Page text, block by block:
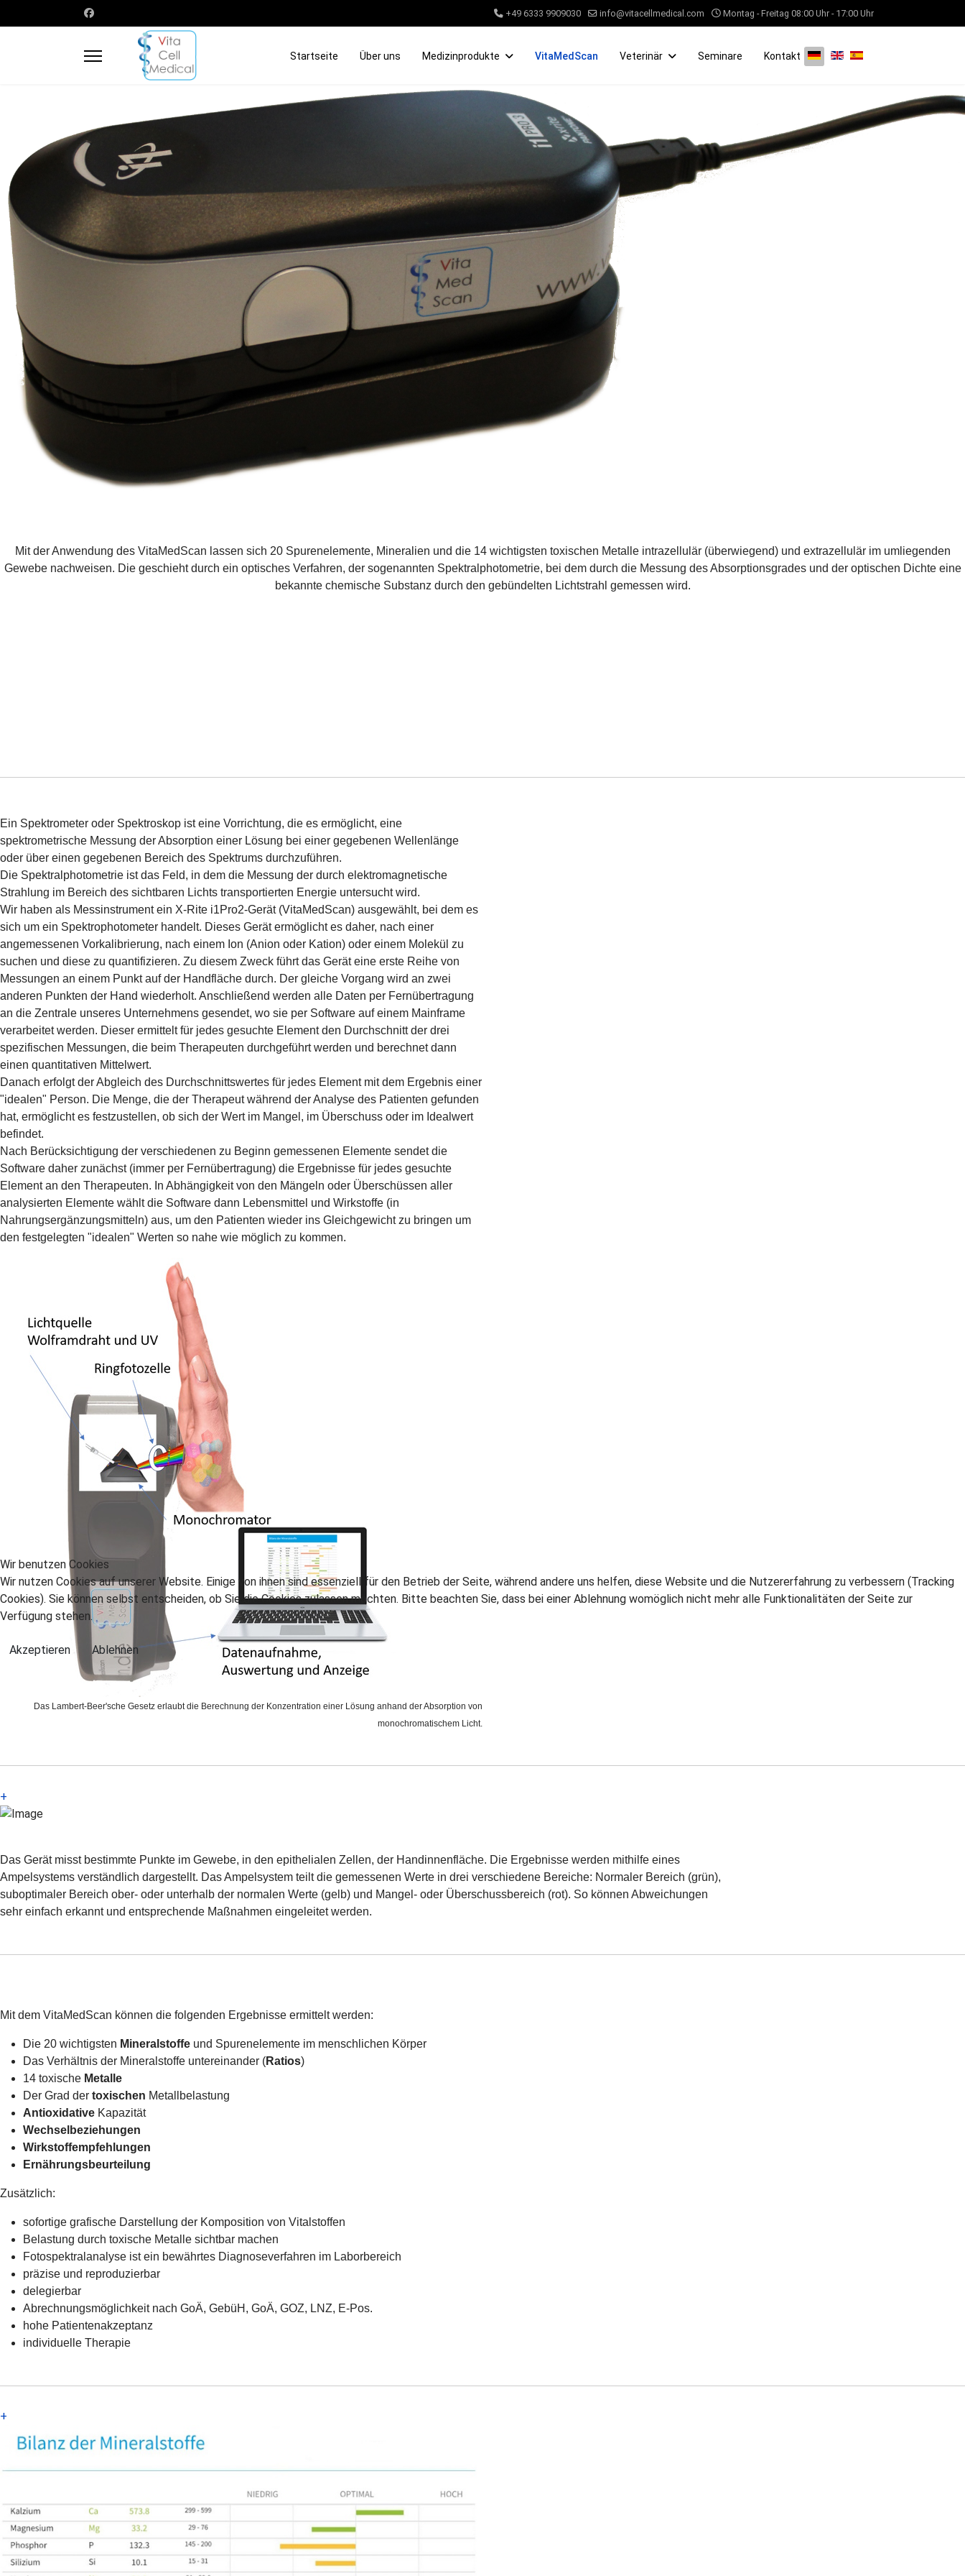
+49 6333 9909030 info@vitacellmedical.com Montag - Freitag 08:00 Uhr - 17:00 Uhr
Startseite Über uns Medizinprodukte VitaMedScan Veterinär Seminare Kontakt Sprache auswählen
Mit der Anwendung des VitaMedScan lassen sich 20 Spurenelemente, Mineralien und die 14 wichtigsten toxischen Metalle intrazellulär (überwiegend) und extrazellulär im umliegenden
Gewebe nachweisen. Die geschieht durch ein optisches Verfahren, der sogenannten Spektralphotometrie, bei dem durch die Messung des Absorptionsgrades und der optischen Dichte eine
bekannte chemische Substanz durch den gebündelten Lichtstrahl gemessen wird.
Ein Spektrometer oder Spektroskop ist eine Vorrichtung, die es ermöglicht, eine
spektrometrische Messung der Absorption einer Lösung bei einer gegebenen Wellenlänge
oder über einen gegebenen Bereich des Spektrums durchzuführen.
Die Spektralphotometrie ist das Feld, in dem die Messung der durch elektromagnetische
Strahlung im Bereich des sichtbaren Lichts transportierten Energie untersucht wird.
Wir haben als Messinstrument ein X-Rite i1Pro2-Gerät (VitaMedScan) ausgewählt, bei dem es
sich um ein Spektrophotometer handelt. Dieses Gerät ermöglicht es daher, nach einer
angemessenen Vorkalibrierung, nach einem Ion (Anion oder Kation) oder einem Molekül zu
suchen und diese zu quantifizieren. Zu diesem Zweck führt das Gerät eine erste Reihe von
Messungen an einem Punkt auf der Handfläche durch. Der gleiche Vorgang wird an zwei
anderen Punkten der Hand wiederholt. Anschließend werden alle Daten per Fernübertragung
an die Zentrale unseres Unternehmens gesendet, wo sie per Software auf einem Mainframe
verarbeitet werden. Dieser ermittelt für jedes gesuchte Element den Durchschnitt der drei
spezifischen Messungen, die beim Therapeuten durchgeführt werden und berechnet dann
einen quantitativen Mittelwert.
Danach erfolgt der Abgleich des Durchschnittswertes für jedes Element mit dem Ergebnis einer
"idealen" Person. Die Menge, die der Therapeut während der Analyse des Patienten gefunden
hat, ermöglicht es festzustellen, ob sich der Wert im Mangel, im Überschuss oder im Idealwert
befindet.
Nach Berücksichtigung der verschiedenen zu Beginn gemessenen Elemente sendet die
Software daher zunächst (immer per Fernübertragung) die Ergebnisse für jedes gesuchte
Element an den Therapeuten. In Abhängigkeit von den Mängeln oder Überschüssen aller
analysierten Elemente wählt die Software dann Lebensmittel und Wirkstoffe (in
Nahrungsergänzungsmitteln) aus, um den Patienten wieder ins Gleichgewicht zu bringen um
den festgelegten "idealen" Werten so nahe wie möglich zu kommen.
Das Lambert-Beer'sche Gesetz erlaubt die Berechnung der Konzentration einer Lösung anhand der Absorption von
monochromatischem Licht.
+
Das Gerät misst bestimmte Punkte im Gewebe, in den epithelialen Zellen, der Handinnenfläche. Die Ergebnisse werden mithilfe eines
Ampelsystems verständlich dargestellt. Das Ampelsystem teilt die gemessenen Werte in drei verschiedene Bereiche: Normaler Bereich (grün),
suboptimaler Bereich ober- oder unterhalb der normalen Werte (gelb) und Mangel- oder Überschussbereich (rot). So können Abweichungen
sehr einfach erkannt und entsprechende Maßnahmen eingeleitet werden.
Mit dem VitaMedScan können die folgenden Ergebnisse ermittelt werden:
Die 20 wichtigsten Mineralstoffe und Spurenelemente im menschlichen Körper
Das Verhältnis der Mineralstoffe untereinander (Ratios)
14 toxische Metalle
Der Grad der toxischen Metallbelastung
Antioxidative Kapazität
Wechselbeziehungen
Wirkstoffempfehlungen
Ernährungsbeurteilung
Zusätzlich:
sofortige grafische Darstellung der Komposition von Vitalstoffen
Belastung durch toxische Metalle sichtbar machen
Fotospektralanalyse ist ein bewährtes Diagnoseverfahren im Laborbereich
präzise und reproduzierbar
delegierbar
Abrechnungsmöglichkeit nach GoÄ, GebüH, GoÄ, GOZ, LNZ, E-Pos.
hohe Patientenakzeptanz
individuelle Therapie
+
Wir benutzen Cookies
Wir nutzen Cookies auf unserer Website. Einige von ihnen sind essenziell für den Betrieb der Seite, während andere uns helfen, diese Website und die Nutzererfahrung zu verbessern (Tracking
Cookies). Sie können selbst entscheiden, ob Sie die Cookies zulassen möchten. Bitte beachten Sie, dass bei einer Ablehnung womöglich nicht mehr alle Funktionalitäten der Seite zur
Verfügung stehen.
Akzeptieren Ablehnen